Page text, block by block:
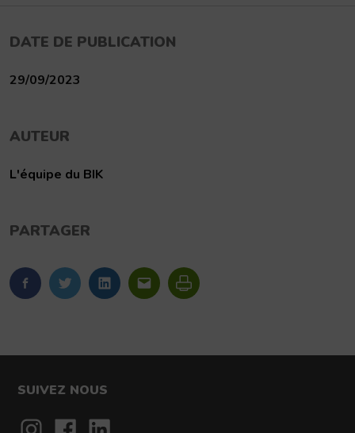
DATE DE PUBLICATION
29/09/2023
AUTEUR
L'équipe du BIK
PARTAGER
FaceBookTwitterLinkedIn Imprimer
SUIVEZ NOUS